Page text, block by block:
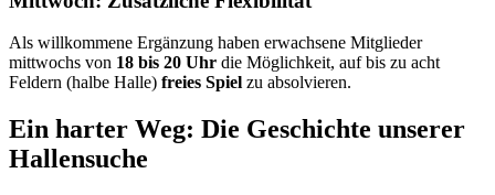
Als willkommene Ergänzung haben erwachsene Mitglieder
mittwochs von 18 bis 20 Uhr die Möglichkeit, auf bis zu acht
Feldern (halbe Halle) freies Spiel zu absolvieren.
Ein harter Weg: Die Geschichte unserer
Hallensuche